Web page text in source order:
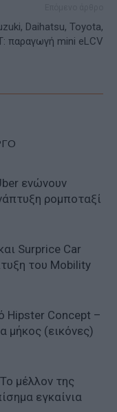
Daihatsu, Toyota,
παραγωγή mini eLCV
ενώνουν
ρομποταξί
Surprice Car
του Mobility
Hipster Concept –
μήκος (εικόνες)
μέλλον της
εγκαίνια